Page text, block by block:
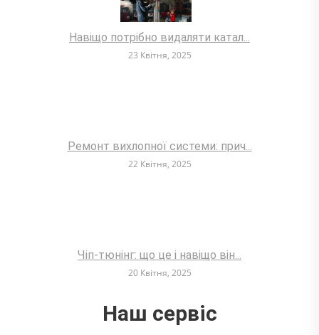
Навіщо потрібно видаляти катал...
23 Квітня, 2025
Ремонт вихлопної системи: прич...
22 Квітня, 2025
Чіп-тюнінг: що це і навіщо він...
20 Квітня, 2025
Наш сервіс